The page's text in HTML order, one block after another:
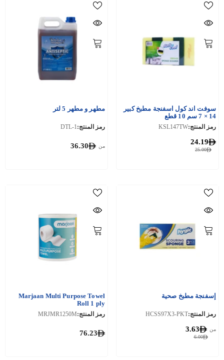
سوفت اند كول اسفنجة مطبخ كبير
14 × 7 سم 10 قطع
رمز المنتج:KSL147TW
25.00
24.19
مطهر و مطهر 5 لتر
رمز المنتج:DTL-1
من 36.30
إسفنجة مطبخ صحية
رمز المنتج:HCSS97X3-PKT
6.00
من 3.63
Marjaan Multi Purpose Towel
Roll 1 ply
رمز المنتج:MRJMR1250M
76.23